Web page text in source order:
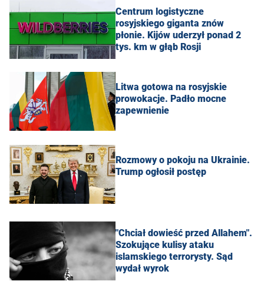
Centrum logistyczne
rosyjskiego giganta znów
płonie. Kijów uderzył ponad 2
tys. km w głąb Rosji
Litwa gotowa na rosyjskie
prowokacje. Padło mocne
zapewnienie
Rozmowy o pokoju na Ukrainie.
Trump ogłosił postęp
"Chciał dowieść przed Allahem".
Szokujące kulisy ataku
islamskiego terrorysty. Sąd
wydał wyrok